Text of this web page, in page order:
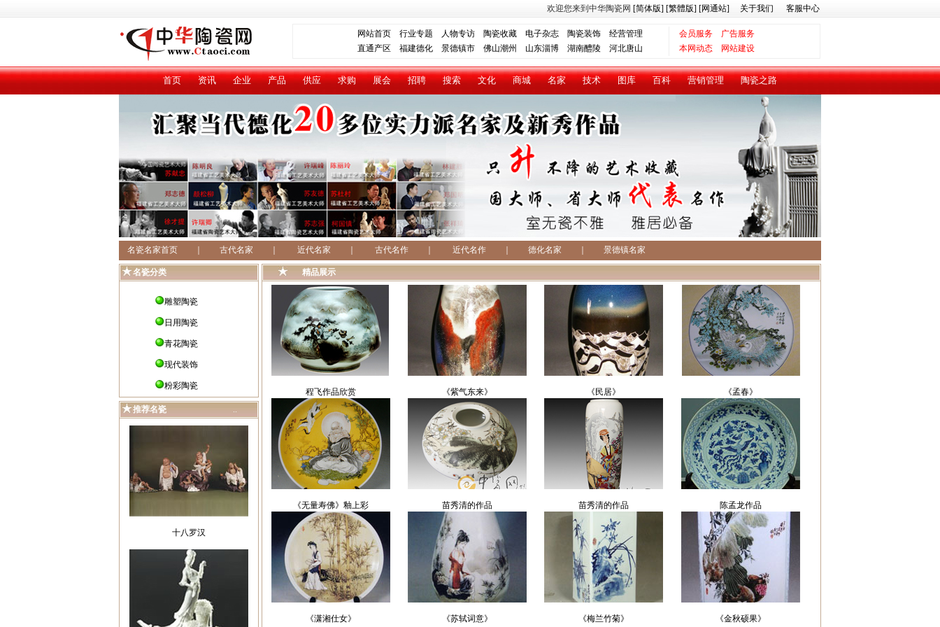
欢迎您来到中华陶瓷网 [简体版] [繁體版] [网通站] 关于我们 客服中心
网站首页 行业专题 人物专访 陶瓷收藏 电子杂志 陶瓷装饰 经营管理 会员服务
广告服务
直通产区 福建德化 景德镇市 佛山潮州 山东淄博 湖南醴陵 河北唐山 本网动态 网站建设
首页 资讯 企业 产品 供应 求购 展会 招聘 搜索 文化 商城 名家 技术 图库 百科 营销管理 陶瓷之路
名瓷名家首页 古代名家 近代名家 古代名作 近代名作 德化名家 景德镇名家
名瓷分类
雕塑陶瓷
日用陶瓷
青花陶瓷
现代装饰
粉彩陶瓷
推荐名瓷 ..
十八罗汉
精品展示
程飞作品欣赏 《紫气东来》 《民居》 《孟春》
《无量寿佛》釉上彩 苗秀清的作品 苗秀清的作品 陈孟龙作品
《潇湘仕女》 《苏轼词意》 《梅兰竹菊》 《金秋硕果》